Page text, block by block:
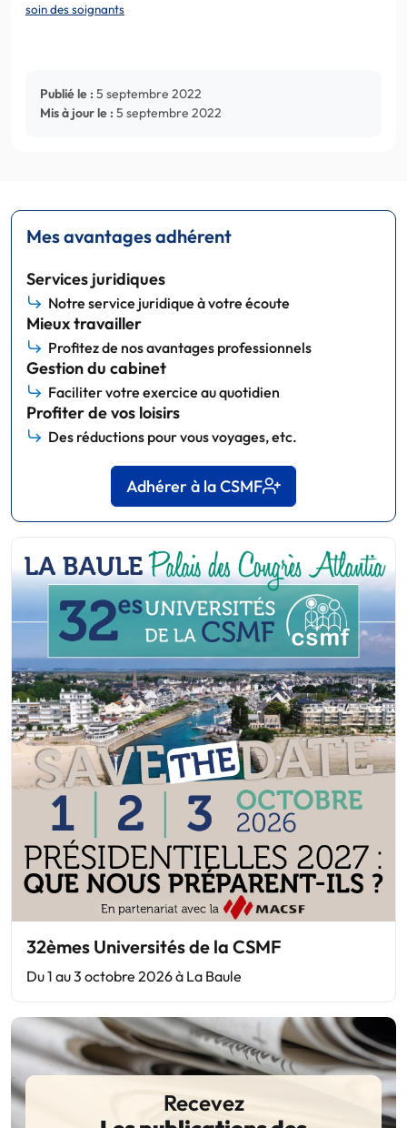
soin des soignants
Publié le : 5 septembre 2022
Mis à jour le : 5 septembre 2022
Mes avantages adhérent
Services juridiques
Notre service juridique à votre écoute
Mieux travailler
Profitez de nos avantages professionnels
Gestion du cabinet
Faciliter votre exercice au quotidien
Profiter de vos loisirs
Des réductions pour vous voyages, etc.
Adhérer à la CSMF
32èmes Universités de la CSMF
Du 1 au 3 octobre 2026 à La Baule
Recevez